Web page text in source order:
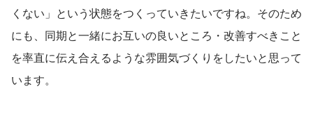
くない」という状態をつくっていきたいですね。そのため
にも、同期と一緒にお互いの良いところ・改善すべきこと
を率直に伝え合えるような雰囲気づくりをしたいと思って
います。